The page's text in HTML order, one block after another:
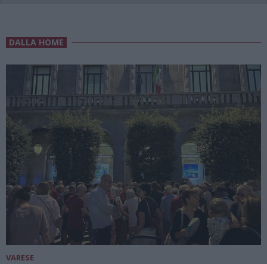
DALLA HOME
VARESE